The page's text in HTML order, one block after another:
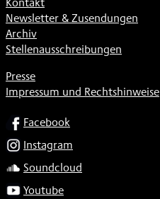
Newsletter & Zusendungen
Archiv
Stellenausschreibungen
Presse
Impressum und Rechtshinweise
SOCIALFacebook
Instagram
Soundcloud
Youtube